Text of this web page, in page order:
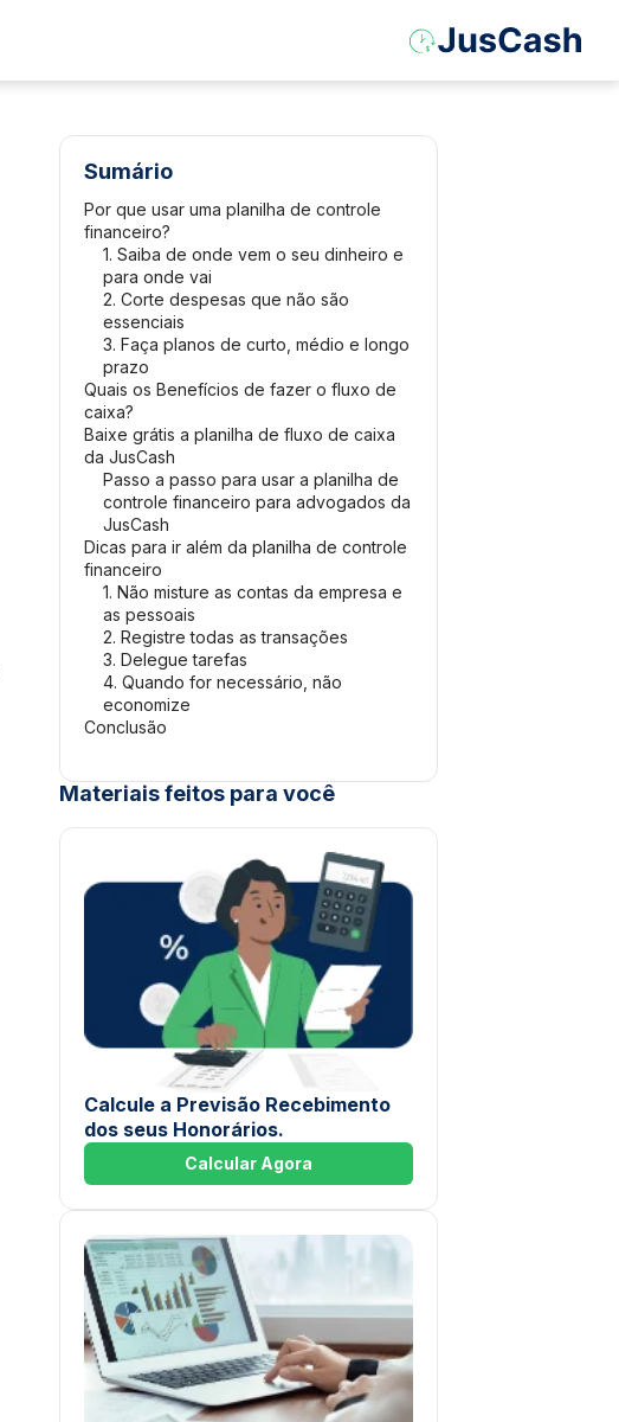
Sumário
Por que usar uma planilha de controle
financeiro?
1. Saiba de onde vem o seu dinheiro e
para onde vai
2. Corte despesas que não são
essenciais
3. Faça planos de curto, médio e longo
prazo
Quais os Benefícios de fazer o fluxo de
caixa?
Baixe grátis a planilha de fluxo de caixa
da JusCash
Passo a passo para usar a planilha de
controle financeiro para advogados da
JusCash
Dicas para ir além da planilha de controle
financeiro
1. Não misture as contas da empresa e
as pessoais
2. Registre todas as transações
3. Delegue tarefas
4. Quando for necessário, não
economize
Conclusão
Materiais feitos para você
Calcule a Previsão Recebimento
dos seus Honorários.
Calcular Agora